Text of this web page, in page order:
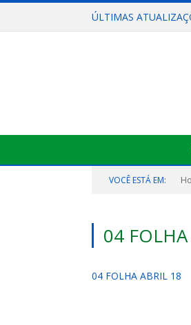
ÚLTIMAS
VOCÊ ESTÁ EM:
04
04 FOLHA ABRIL 18